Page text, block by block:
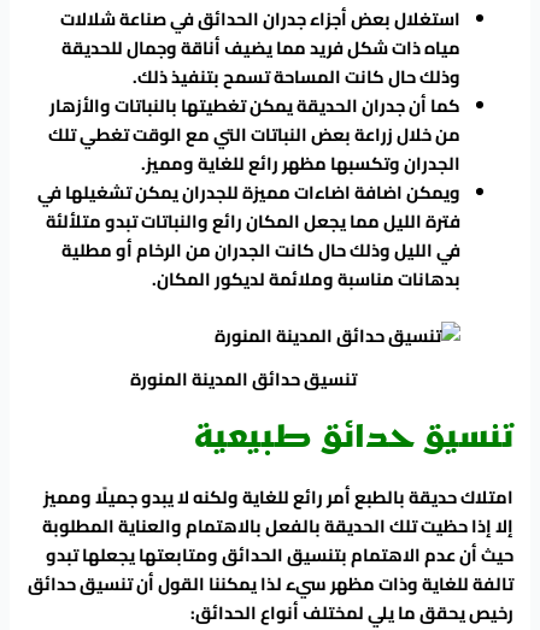
استغلال بعض أجزاء جدران الحدائق في صناعة شلالات
مياه ذات شكل فريد مما يضيف أناقة وجمال للحديقة
وذلك حال كانت المساحة تسمح بتنفيذ ذلك.
كما أن جدران الحديقة يمكن تغطيتها بالنباتات والأزهار
من خلال زراعة بعض النباتات التي مع الوقت تغطي تلك
الجدران وتكسبها مظهر رائع للغاية ومميز.
ويمكن اضافة اضاءات مميزة للجدران يمكن تشغيلها في
فترة الليل مما يجعل المكان رائع والنباتات تبدو متلألئة
في الليل وذلك حال كانت الجدران من الرخام أو مطلية
بدهانات مناسبة وملائمة لديكور المكان.
تنسيق حدائق المدينة المنورة
تنسيق حدائق طبيعية
امتلاك حديقة بالطبع أمر رائع للغاية ولكنه لا يبدو جميلًا ومميز
إلا إذا حظيت تلك الحديقة بالفعل بالاهتمام والعناية المطلوبة
حيث أن عدم الاهتمام بتنسيق الحدائق ومتابعتها يجعلها تبدو
تالفة للغاية وذات مظهر سيء لذا يمكننا القول أن تنسيق حدائق
رخيص يحقق ما يلي لمختلف أنواع الحدائق: